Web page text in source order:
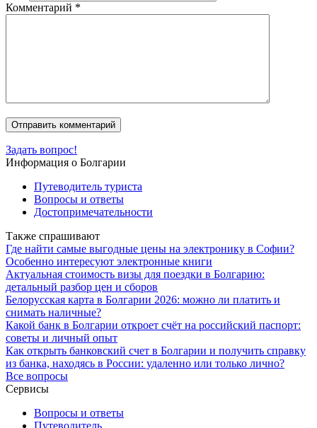
Комментарий *
Задать вопрос!
Информация о Болгарии
Путеводитель туриста
Вопросы и ответы
Достопримечательности
Также спрашивают
Где найти самые выгодные цены на электронику в Софии?
Особенно интересуют электронные книги
Актуальная стоимость визы для поездки в Болгарию:
детальный разбор цен и сборов
Белорусская карта в Болгарии 2026: можно ли платить и
снимать наличные?
Какой банк в Болгарии откроет счёт на российский паспорт:
советы и личный опыт
Как открыть банковский счет в Болгарии и получить справку
из банка, находясь в России: удаленно или только лично?
Все вопросы
Сервисы
Вопросы и ответы
Путеводитель